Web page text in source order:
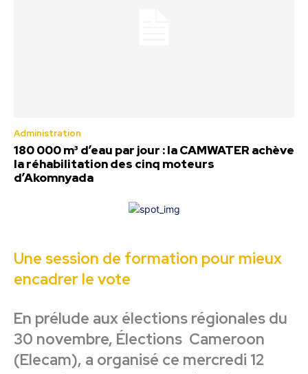
Administration
180 000 m³ d’eau par jour : la CAMWATER achève
la réhabilitation des cinq moteurs
d’Akomnyada
Une session de formation pour mieux
encadrer le vote
En prélude aux élections régionales du
30 novembre, Élections Cameroon
(Elecam), a organisé ce mercredi 12